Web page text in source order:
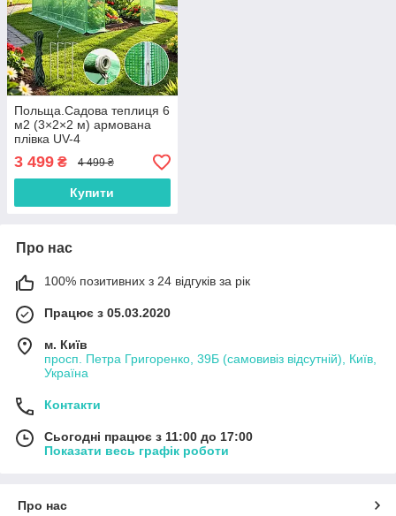
Польща.Садова теплиця 6
м2 (3×2×2 м) армована
плівка UV-4
3 499 ₴ 4 499 ₴
Купити
Про нас
100% позитивних з 24 відгуків за рік
Працює з 05.03.2020
м. Київ
просп. Петра Григоренко, 39Б (самовивіз відсутній), Київ,
Україна
Контакти
Сьогодні працює з 11:00 до 17:00
Показати весь графік роботи
Про нас